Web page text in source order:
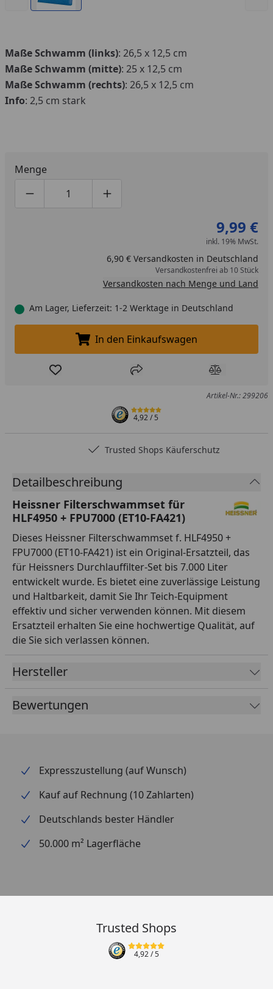
Maße Schwamm (links): 26,5 x 12,5 cm
Maße Schwamm (mitte): 25 x 12,5 cm
Maße Schwamm (rechts): 26,5 x 12,5 cm
Info: 2,5 cm stark
Menge
Produktmenge um eins verringern
Produktmenge manuell eingeben
Produktmenge um eins erhöhen
9,99 €
inkl. 19% MwSt.
6,90 € Versandkosten in Deutschland
Versandkostenfrei ab 10 Stück
Versandkosten nach Menge und Land
Am Lager, Lieferzeit: 1-2 Werktage in Deutschland
In den Einkaufswagen legen
In den Einkaufswagen
Produkt zur Wunschliste hinzufügen
Teilen Produkt
Artikel-Nr.: 299206
4,92/ 5
Trusted Shops Käuferschutz
Detailbeschreibung
Heissner Filterschwammset für
HLF4950 + FPU7000 (ET10-FA421)
Dieses Heissner Filterschwammset f. HLF4950 +
FPU7000 (ET10-FA421) ist ein Original-Ersatzteil, das
für Heissners Durchlauffilter-Set bis 7.000 Liter
entwickelt wurde. Es bietet eine zuverlässige Leistung
und Haltbarkeit, damit Sie Ihr Teich-Equipment
effektiv und sicher verwenden können. Mit diesem
Ersatzteil erhalten Sie eine hochwertige Qualität, auf
die Sie sich verlassen können.
Hersteller
Bewertungen
Expresszustellung (auf Wunsch)
Kauf auf Rechnung (10 Zahlarten)
Deutschlands bester Händler
50.000 m² Lagerfläche
Trusted Shops
4,92/ 5